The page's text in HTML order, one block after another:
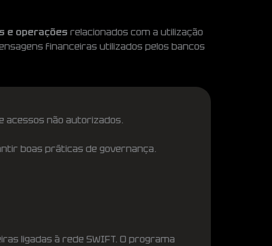
e operações relacionados com a utilização
financeiras utilizados pelos bancos
não autorizados.
boas práticas de governança.
ligadas à rede SWIFT. O programa